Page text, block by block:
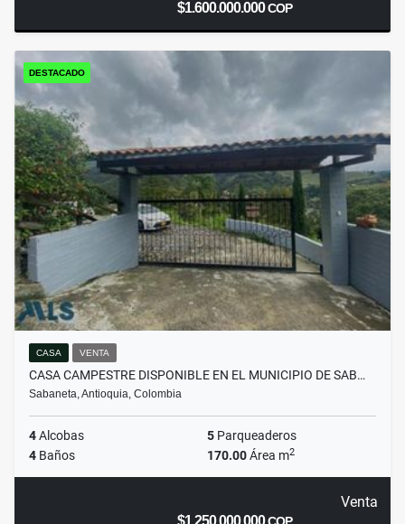
$1.600.000.000COP
DESTACADO
CASA VENTA
CASA CAMPESTRE DISPONIBLE EN EL MUNICIPIO DE SAB…
Sabaneta, Antioquia, Colombia
4Alcobas 5 Parqueaderos
4 Baños 170.00Área m2
Venta